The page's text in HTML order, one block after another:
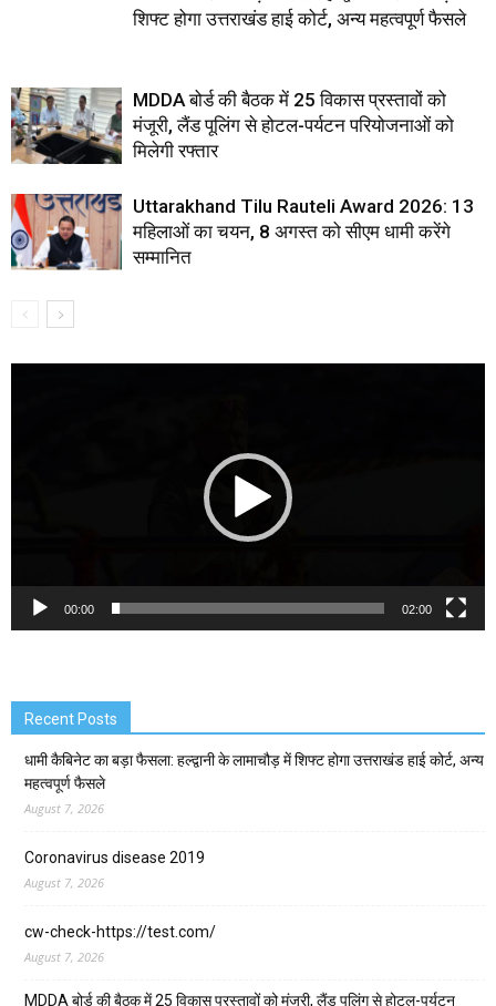
शिफ्ट होगा उत्तराखंड हाई कोर्ट, अन्य महत्वपूर्ण फैसले
MDDA बोर्ड की बैठक में 25 विकास प्रस्तावों को
मंजूरी, लैंड पूलिंग से होटल-पर्यटन परियोजनाओं को
मिलेगी रफ्तार
Uttarakhand Tilu Rauteli Award 2026: 13
महिलाओं का चयन, 8 अगस्त को सीएम धामी करेंगे
सम्मानित
00:00 02:00
Recent Posts
धामी कैबिनेट का बड़ा फैसला: हल्द्वानी के लामाचौड़ में शिफ्ट होगा उत्तराखंड हाई कोर्ट, अन्य
महत्वपूर्ण फैसले
August 7, 2026
Coronavirus disease 2019
August 7, 2026
cw-check-https://test.com/
August 7, 2026
MDDA बोर्ड की बैठक में 25 विकास प्रस्तावों को मंजूरी, लैंड पूलिंग से होटल-पर्यटन